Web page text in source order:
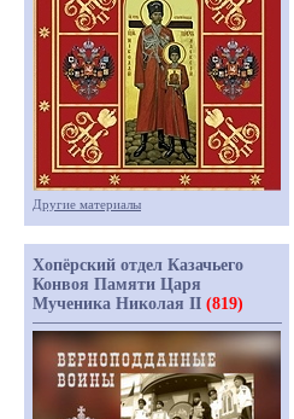
Другие материалы
Хопёрский отдел Казачьего
Конвоя Памяти Царя
Мученика Николая II (819)